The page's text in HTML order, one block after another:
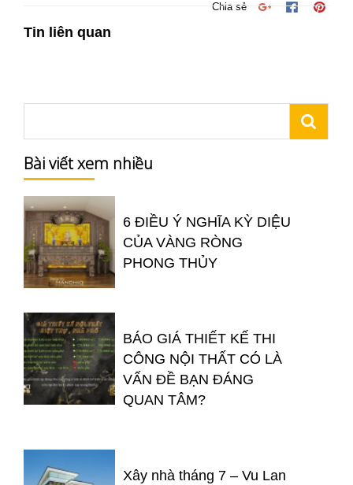
Chia sẻ
Tin liên quan
Bài viết xem nhiều
6 ĐIỀU Ý NGHĨA KỲ DIỆU
CỦA VÀNG RÒNG
PHONG THỦY
BÁO GIÁ THIẾT KẾ THI
CÔNG NỘI THẤT CÓ LÀ
VẤN ĐỀ BẠN ĐÁNG
QUAN TÂM?
Xây nhà tháng 7 – Vu Lan